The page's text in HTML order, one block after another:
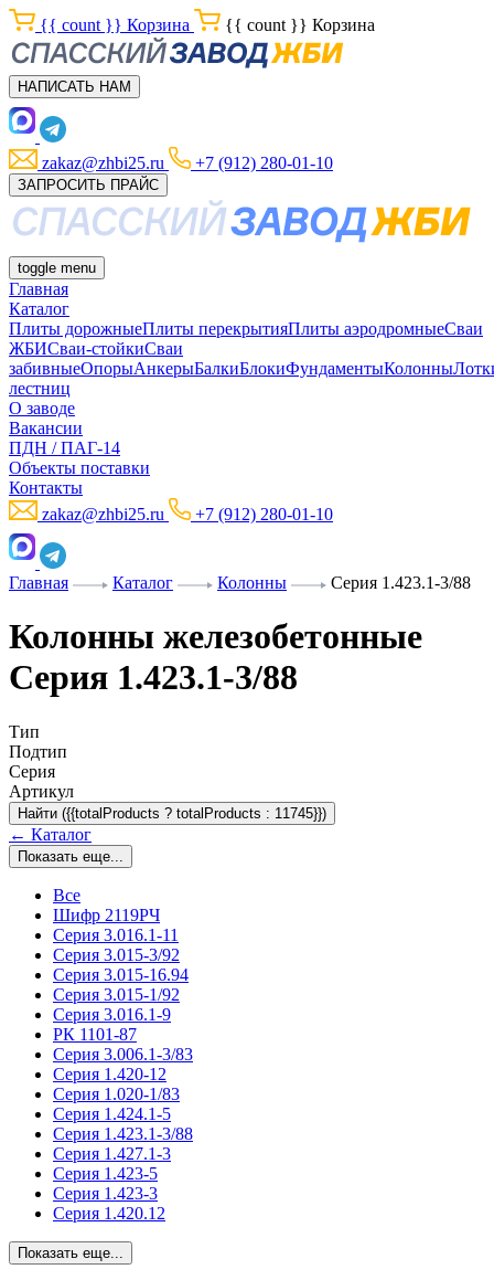
{{ count }} Корзина {{ count }} Корзина
НАПИСАТЬ НАМ
zakaz@zhbi25.ru +7 (912) 280-01-10
ЗАПРОСИТЬ ПРАЙС
toggle menu
Главная
Каталог
Плиты дорожныеПлиты перекрытияПлиты аэродромныеСваи
ЖБИСваи-стойкиСваи
забивныеОпорыАнкерыБалкиБлокиФундаментыКолонны
лестниц
О заводе
Вакансии
ПДН / ПАГ-14
Объекты поставки
Контакты
zakaz@zhbi25.ru
+7 (912) 280-01-10
Главная Каталог Колонны Серия 1.423.1-3/88
Колонны железобетонные
Серия 1.423.1-3/88
Тип
Подтип
Серия
Артикул
Найти ({{totalProducts ? totalProducts : 11745}})
← Каталог
Показать еще...
Все
Шифр 2119РЧ
Серия 3.016.1-11
Серия 3.015-3/92
Серия 3.015-16.94
Серия 3.015-1/92
Серия 3.016.1-9
РК 1101-87
Серия 3.006.1-3/83
Серия 1.420-12
Серия 1.020-1/83
Серия 1.424.1-5
Серия 1.423.1-3/88
Серия 1.427.1-3
Серия 1.423-5
Серия 1.423-3
Серия 1.420.12
Показать еще...